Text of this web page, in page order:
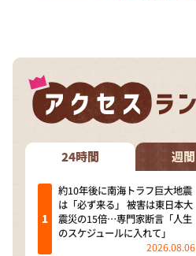
24時間 週間
約10年後に南海トラフ巨大地震
は「必ず来る」 被害は東日本大
震災の15倍…専門家断言「人生
のスケジュールに入れて」
2026.08.06